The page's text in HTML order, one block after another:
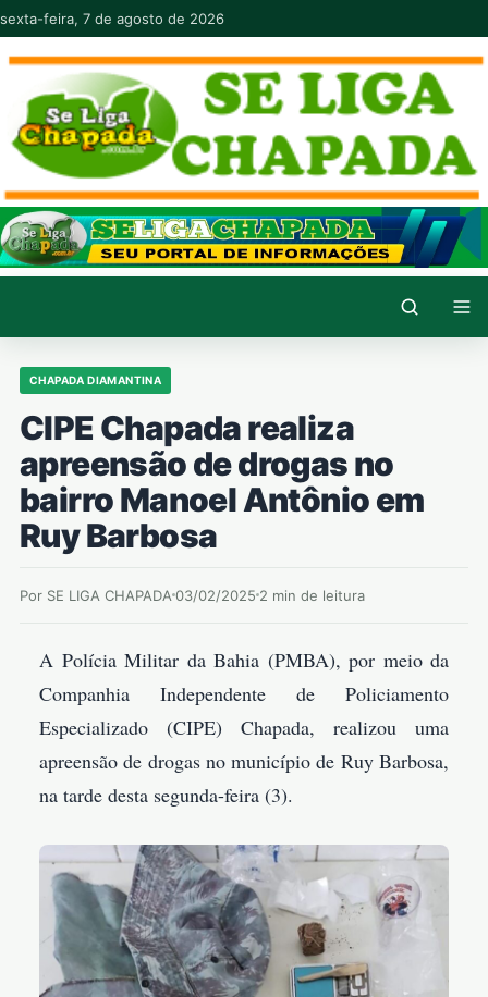
Pular para o conteúdo
sexta-feira, 7 de agosto de 2026
CHAPADA DIAMANTINA
CIPE Chapada realiza
apreensão de drogas no
bairro Manoel Antônio em
Ruy Barbosa
Por SE LIGA CHAPADA 03/02/2025 2 min de leitura
A Polícia Militar da Bahia (PMBA), por meio da
Companhia Independente de Policiamento
Especializado (CIPE) Chapada, realizou uma
apreensão de drogas no município de Ruy Barbosa,
na tarde desta segunda-feira (3).